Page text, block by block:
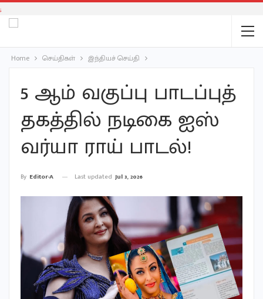
;
Home செய்திகள் இந்தியச் செய்தி
5 ஆம் வகுப்பு பாடப்​புத்​
தகத்​தில் நடிகை ஐஸ்​
வர்யா ராய் பாடல்!
By Editor-A Last updated Jul 3, 2026